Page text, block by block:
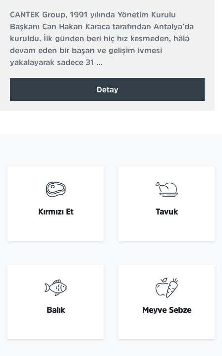
CANTEK Group, 1991 yılında Yönetim Kurulu
Başkanı Can Hakan Karaca tarafından Antalya’da
kuruldu. İlk günden beri hiç hız kesmeden, hâlâ
devam eden bir başarı ve gelişim ivmesi
yakalayarak sadece 31 ...
Detay
Kırmızı Et Tavuk
Balık Meyve Sebze